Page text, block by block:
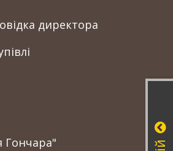
директора
Гончара"